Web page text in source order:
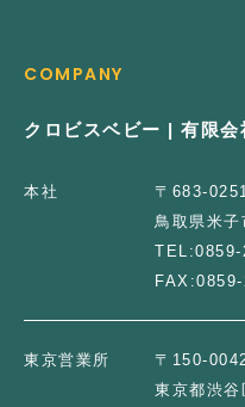
COMPANY
クロビスベビー | 有限
本社
〒683-
鳥取県米
TEL:0859-
FAX:
東京営業所
〒150-
東京都渋